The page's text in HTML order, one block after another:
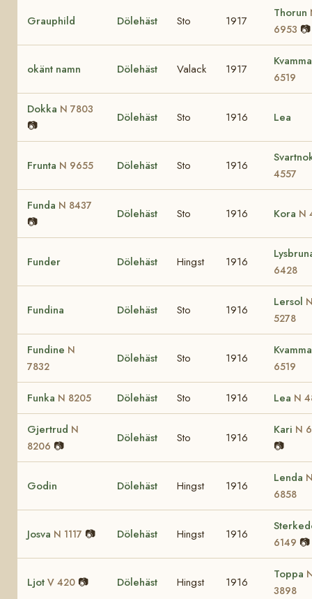
Grauphild Dölehäst Sto 1917
Thorun
6953 📷
okänt namn Dölehäst Valack 1917
6519
Dokka N 7803
📷
Dölehäst Sto 1916 Lea
Frunta N 9655 Dölehäst Sto 1916
4557
Funda N 8437
📷
Dölehäst Sto 1916 Kora N
Funder Dölehäst Hingst 1916
6428
Fundina Dölehäst Sto 1916
Lersol
5278
Fundine N
7832
Dölehäst Sto 1916
6519
Funka N 8205 Dölehäst Sto 1916 Lea N
Gjertrud N
8206 📷
Dölehäst Sto 1916
Kari N
📷
Godin Dölehäst Hingst 1916
Lenda
6858
Josva N 1117 📷 Dölehäst Hingst 1916
6149 📷
Ljot V 420 📷 Dölehäst Hingst 1916
Toppa
3898